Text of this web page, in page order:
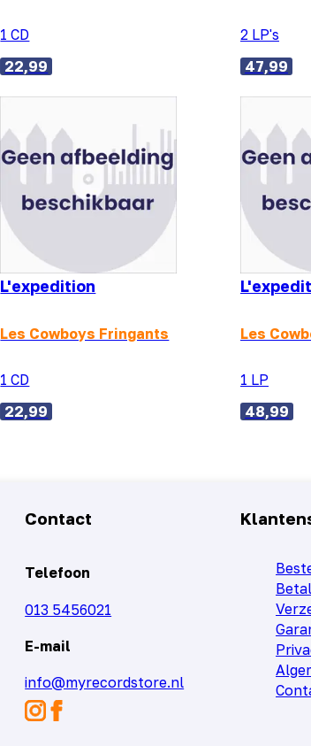
1 CD
22,99
2 LP's
47,99
L'expedition
Les Cowboys Fringants
1 CD
22,99
Les
1 LP
48,99
Contact
Telefoon
013 5456021
E-mail
info@myrecordstore.nl